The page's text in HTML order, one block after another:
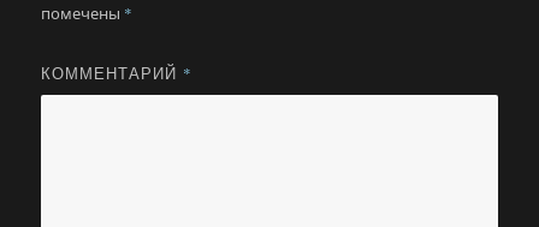
помечены *
КОММЕНТАРИЙ *